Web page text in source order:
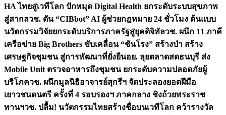
HA ไทยสู่เวทีโลก ปักหมุด Digital Health ยกระดับระบบสุขภาพ
สู่สากลวช. ดัน “CIBbot” AI ผู้ช่วยกฎหมาย 24 ชั่วโมง ต้นแบบ
นวัตกรรมวิจัยยกระดับบริการภาครัฐสู่ยุคดิจิทัลวช. ผนึก 11 ภาคี
เครือข่าย Big Brothers ขับเคลื่อน “ชันโรง” สร้างป่า สร้าง
เศรษฐกิจชุมชน สู่การพัฒนาที่ยั่งยืนอย. ลุยตลาดสดธนบุรี ส่ง
Mobile Unit ตรวจอาหารถึงชุมชน ยกระดับความปลอดภัยผู้
บริโภควช. ผนึกมูลนิธิอาจารย์สุกรีฯ จัดประลองยอดฝีมือ
เยาวชนดนตรี ครั้งที่ 4 รอบรองฯ ภาคกลาง ชิงถ้วยพระราช
ทานฯวช. ปลื้ม! นวัตกรรมไทยสร้างชื่อบนเวทีโลก คว้ารางวัล